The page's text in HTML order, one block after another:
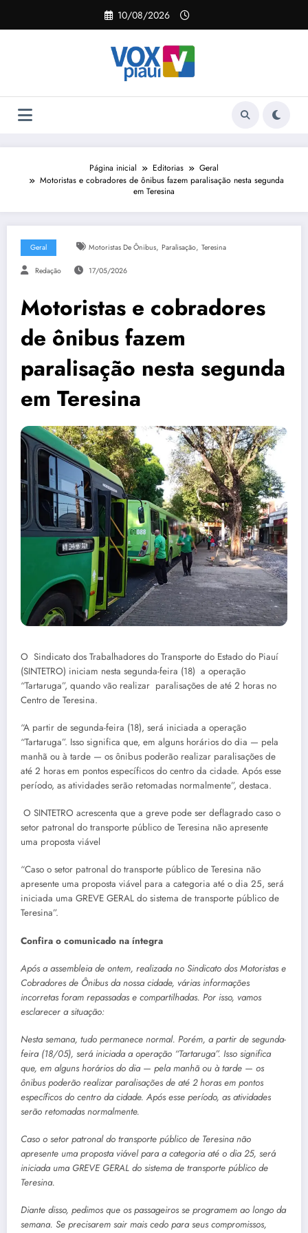
o
10/08/2026
Página inicial Editorias
Geral
Motoristas e cobradores de ônibus fazem paralisação nesta segunda
em Teresina
Geral Motoristas De Ônibus, Paralisação, Teresina
Redação 17/05/2026
Motoristas e cobradores
de ônibus fazem
paralisação nesta segunda
em Teresina
O Sindicato dos Trabalhadores do Transporte do Estado do Piauí
(SINTETRO) iniciam nesta segunda-feira (18) a operação
“Tartaruga”, quando vão realizar paralisações de até 2 horas no
Centro de Teresina.
“A partir de segunda-feira (18), será iniciada a operação
“Tartaruga”. Isso significa que, em alguns horários do dia — pela
manhã ou à tarde — os ônibus poderão realizar paralisações de
até 2 horas em pontos específicos do centro da cidade. Após esse
período, as atividades serão retomadas normalmente”, destaca.
O SINTETRO acrescenta que a greve pode ser deflagrado caso o
setor patronal do transporte público de Teresina não apresente
uma proposta viável
“Caso o setor patronal do transporte público de Teresina não
apresente uma proposta viável para a categoria até o dia 25, será
iniciada uma GREVE GERAL do sistema de transporte público de
Teresina”.
Confira o comunicado na íntegra
Após a assembleia de ontem, realizada no Sindicato dos Motoristas e
Cobradores de Ônibus da nossa cidade, várias informações
incorretas foram repassadas e compartilhadas. Por isso, vamos
esclarecer a situação:
Nesta semana, tudo permanece normal. Porém, a partir de segunda-
feira (18/05), será iniciada a operação “Tartaruga”. Isso significa
que, em alguns horários do dia — pela manhã ou à tarde — os
ônibus poderão realizar paralisações de até 2 horas em pontos
específicos do centro da cidade. Após esse período, as atividades
serão retomadas normalmente.
Caso o setor patronal do transporte público de Teresina não
apresente uma proposta viável para a categoria até o dia 25, será
iniciada uma GREVE GERAL do sistema de transporte público de
Teresina.
Diante disso, pedimos que os passageiros se programem ao longo da
semana. Se precisarem sair mais cedo para seus compromissos,